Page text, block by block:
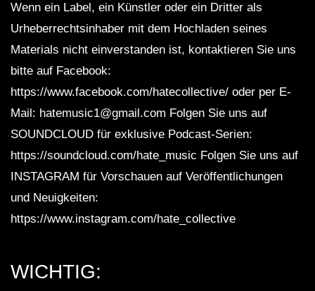
Wenn ein Label, ein Künstler oder ein Dritter als
Urheberrechtsinhaber mit dem Hochladen seines
Materials nicht einverstanden ist, kontaktieren Sie uns
bitte auf Facebook:
https://www.facebook.com/hatecollective/ oder per E-
Mail: hatemusic1@gmail.com Folgen Sie uns auf
SOUNDCLOUD für exklusive Podcast-Serien:
https://soundcloud.com/hate_music Folgen Sie uns auf
INSTAGRAM für Vorschauen auf Veröffentlichungen
und Neuigkeiten:
https://www.instagram.com/hate_collective
WICHTIG: